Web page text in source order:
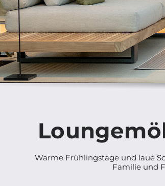
Warme Frühlingstage und laue
Familie und